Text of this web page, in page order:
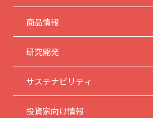
商品情報
研究開発
サステナビリティ
投資家向け情報